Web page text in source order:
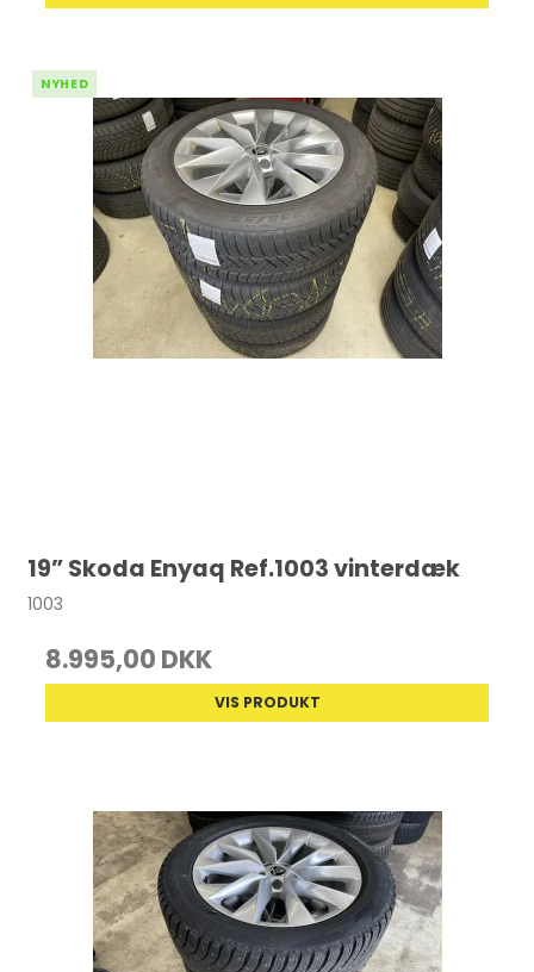
NYHED
19” Skoda Enyaq Ref.1003 vinterdæk
1003
8.995,00 DKK
VIS PRODUKT